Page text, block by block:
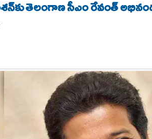
తెలంగాణ సీఎం రేవంత్